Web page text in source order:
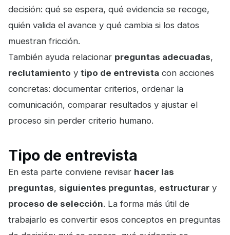
decisión: qué se espera, qué evidencia se recoge,
quién valida el avance y qué cambia si los datos
muestran fricción.
También ayuda relacionar preguntas adecuadas,
reclutamiento y tipo de entrevista con acciones
concretas: documentar criterios, ordenar la
comunicación, comparar resultados y ajustar el
proceso sin perder criterio humano.
Tipo de entrevista
En esta parte conviene revisar hacer las
preguntas, siguientes preguntas, estructurar y
proceso de selección. La forma más útil de
trabajarlo es convertir esos conceptos en preguntas